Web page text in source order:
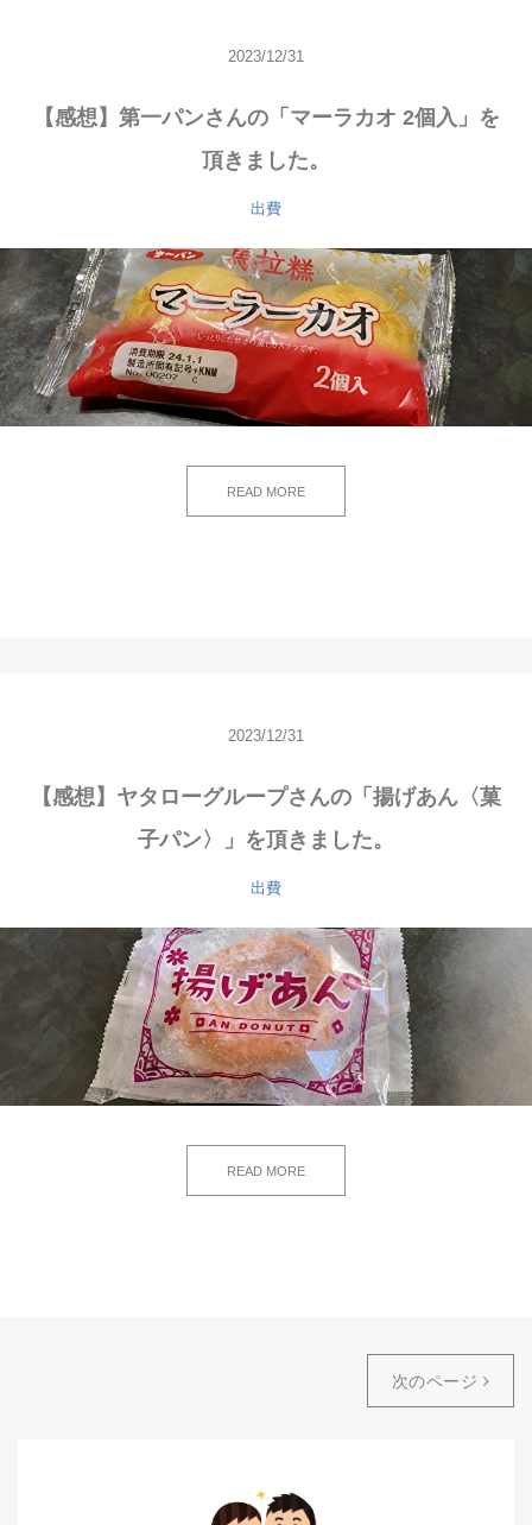
2023/12/31
【感想】第一パンさんの「マーラカオ 2個入」を
頂きました。
出費
READ MORE
2023/12/31
【感想】ヤタローグループさんの「揚げあん〈菓
子パン〉」を頂きました。
出費
READ MORE
次のページ